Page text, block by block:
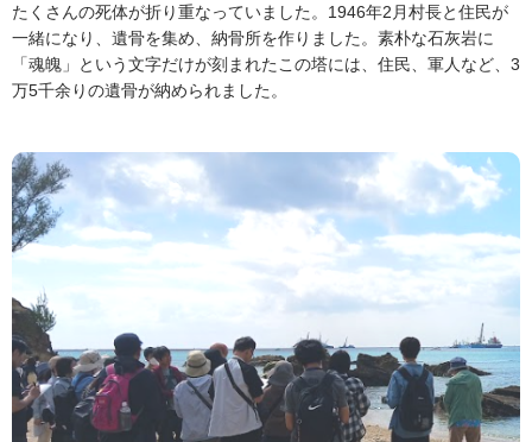
たくさんの死体が折り重なっていました。1946年2月村長と住民が
一緒になり、遺骨を集め、納骨所を作りました。素朴な石灰岩に
「魂魄」という文字だけが刻まれたこの塔には、住民、軍人など、3
万5千余りの遺骨が納められました。